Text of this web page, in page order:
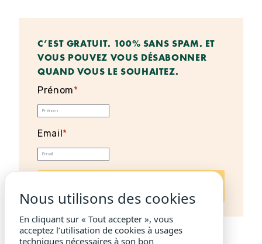
C’EST GRATUIT. 100% SANS SPAM. ET
VOUS POUVEZ VOUS DÉSABONNER
QUAND VOUS LE SOUHAITEZ.
Prénom*
Email*
Nous utilisons des cookies
En cliquant sur « Tout accepter », vous
acceptez l’utilisation de cookies à usages
techniques nécessaires à son bon